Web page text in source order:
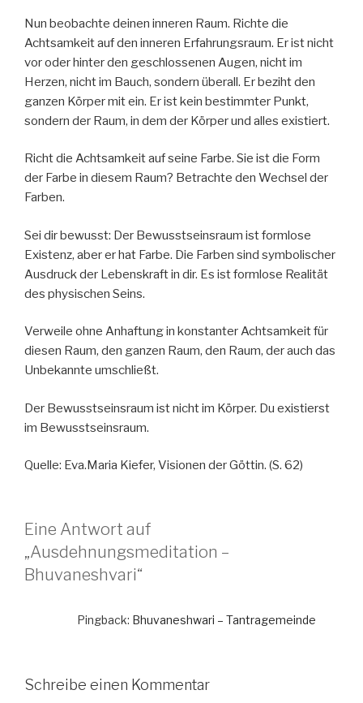
Nun beobachte deinen inneren Raum. Richte die
Achtsamkeit auf den inneren Erfahrungsraum. Er ist nicht
vor oder hinter den geschlossenen Augen, nicht im
Herzen, nicht im Bauch, sondern überall. Er beziht den
ganzen Körper mit ein. Er ist kein bestimmter Punkt,
sondern der Raum, in dem der Körper und alles existiert.
Richt die Achtsamkeit auf seine Farbe. Sie ist die Form
der Farbe in diesem Raum? Betrachte den Wechsel der
Farben.
Sei dir bewusst: Der Bewusstseinsraum ist formlose
Existenz, aber er hat Farbe. Die Farben sind symbolischer
Ausdruck der Lebenskraft in dir. Es ist formlose Realität
des physischen Seins.
Verweile ohne Anhaftung in konstanter Achtsamkeit für
diesen Raum, den ganzen Raum, den Raum, der auch das
Unbekannte umschließt.
Der Bewusstseinsraum ist nicht im Körper. Du existierst
im Bewusstseinsraum.
Quelle: Eva.Maria Kiefer, Visionen der Göttin. (S. 62)
Eine Antwort auf
„Ausdehnungsmeditation –
Bhuvaneshvari“
Pingback: Bhuvaneshwari – Tantragemeinde
Schreibe einen Kommentar